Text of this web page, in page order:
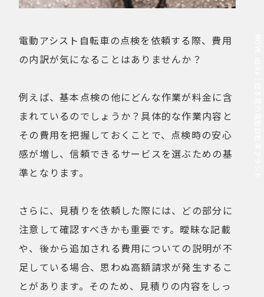
電動アシスト自転車の点検を依頼する際、費用
の内訳が気になることはありませんか？
例えば、基本点検の他にどんな作業が料金に含
まれているのでしょうか？具体的な作業内容と
その費用を把握しておくことで、点検時の安心
感が増し、信頼できるサービスを選ぶための基
準となります。
さらに、見積りを依頼した際には、どの部分に
注意して確認すべきかも重要です。曖昧な記載
や、後から追加される費用についての説明が不
足している場合、思わぬ高額請求が発生するこ
とがあります。そのため、見積りの内容をしっ